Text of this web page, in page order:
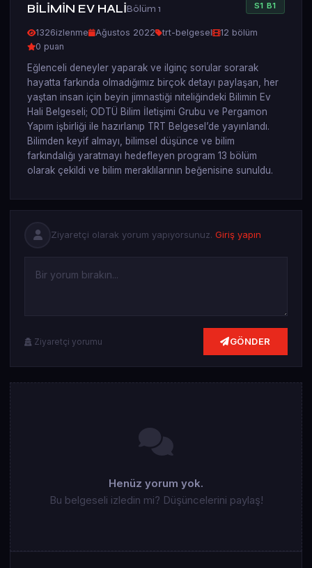
BİLİMİN EV HALİBölüm 1 S1 B1
1326izlenme Ağustos 2022 trt-belgesel
12 bölüm
0 puan
Eğlenceli deneyler yaparak ve ilginç sorular sorarak
hayatta farkında olmadığımız birçok detayı paylaşan, her
yaştan insan için beyin jimnastiği niteliğindeki Bilimin Ev
Hali Belgeseli; ODTÜ Bilim İletişimi Grubu ve Pergamon
Yapım işbirliği ile hazırlanıp TRT Belgesel’de yayınlandı.
Bilimden keyif almayı, bilimsel düşünce ve bilim
farkındalığı yaratmayı hedefleyen program 13 bölüm
olarak çekildi ve bilim meraklılarının beğenisine sunuldu.
Ziyaretçi olarak yorum yapıyorsunuz. Giriş yapın
Ziyaretçi yorumu GÖNDER
Henüz yorum yok.
Bu belgeseli izledin mi? Düşüncelerini paylaş!